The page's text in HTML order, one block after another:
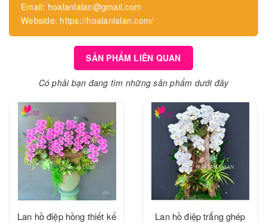
Email: hoalanlalan@gmail.com
Webside: https://hoalanlalan.com/
SẢN PHẨM LIÊN QUAN
Có phải bạn đang tìm những sản phẩm dưới đây
Lan hồ điệp hồng thiết kế
Lan hồ điệp trắng ghép